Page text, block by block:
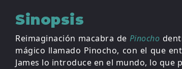
Sinopsis
Reimaginación macabra de Pinocho
mágico llamado Pinocho, con el que
James lo introduce en el mundo, lo